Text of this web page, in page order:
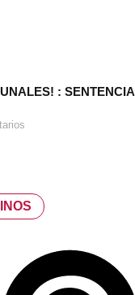
: SENTENCIA